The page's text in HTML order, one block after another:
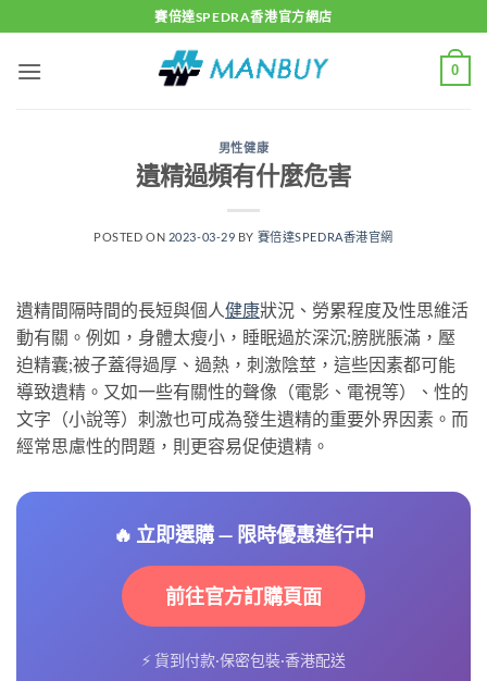
to
content
賽倍達SPEDRA香港官方網店
0
男性健康
遺精過頻有什麼危害
POSTED ON 2023-03-29 BY 賽倍達SPEDRA香港官網
遺精間隔時間的長短與個人健康狀況、勞累程度及性思維活
動有關。例如，身體太瘦小，睡眠過於深沉;膀胱脹滿，壓
迫精囊;被子蓋得過厚、過熱，刺激陰莖，這些因素都可能
導致遺精。又如一些有關性的聲像（電影、電視等）、性的
文字（小說等）刺激也可成為發生遺精的重要外界因素。而
經常思慮性的問題，則更容易促使遺精。
🔥 立即選購 — 限時優惠進行中
前往官方訂購頁面
⚡ 貨到付款·保密包裝·香港配送